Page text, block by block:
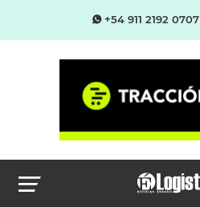
+54 911 2192 0707